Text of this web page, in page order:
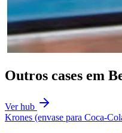
Outros cases em
Ver hub
Krones (envase para Coca-